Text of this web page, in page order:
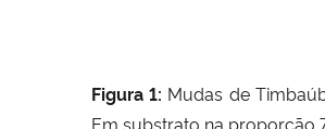
Figura 1: Mudas de
Em substrato na proporção